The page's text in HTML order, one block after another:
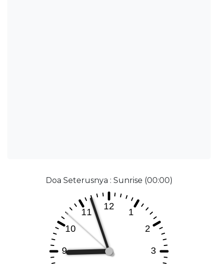
Doa Seterusnya : Sunrise (00:00)